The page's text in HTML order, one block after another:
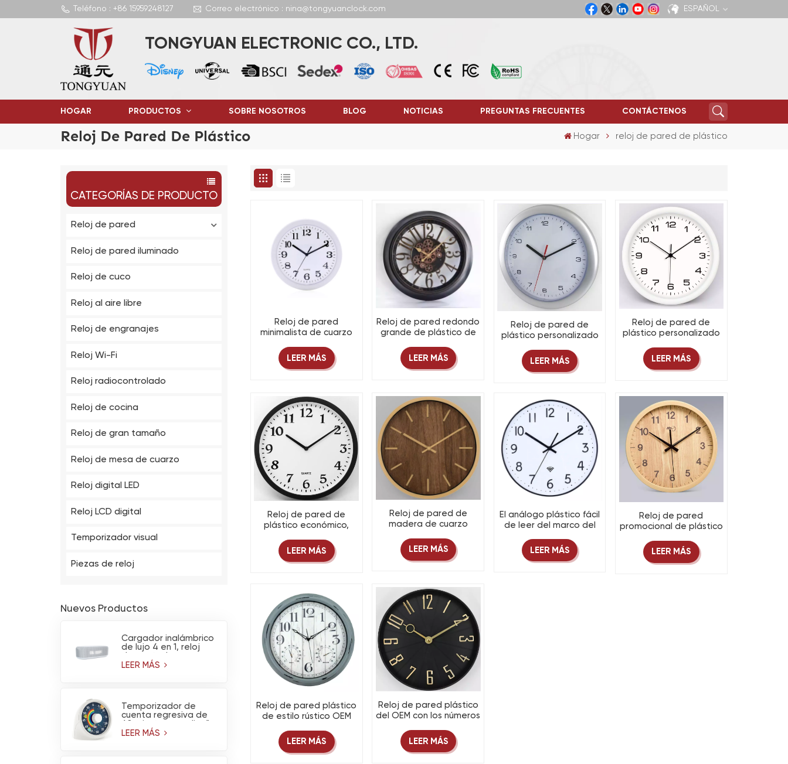
Teléfono : +86 15959248127 Correo electrónico : nina@tongyuanclock.com ESPAÑOL
TONGYUAN ELECTRONIC CO., LTD.
HOGAR PRODUCTOS SOBRE NOSOTROS BLOG NOTICIAS PREGUNTAS FRECUENTES CONTÁCTENOS
Reloj De Pared De Plástico Hogar reloj de pared de plástico
CATEGORÍAS DE PRODUCTO
Reloj de pared
Reloj de pared iluminado
Reloj de cuco
Reloj al aire libre
Reloj de engranajes
Reloj Wi-Fi
Reloj radiocontrolado
Reloj de cocina
Reloj de gran tamaño
Reloj de mesa de cuarzo
Reloj digital LED
Reloj LCD digital
Temporizador visual
Piezas de reloj
Nuevos Productos
Cargador inalámbrico
de lujo 4 en 1, reloj
multifuncional,
LEER MÁS
Temporizador de
cuenta regresiva de
de arcoíris y
LEER MÁS
Reloj de pared
minimalista de cuarzo
de plástico a pilas para
la decoración del hogar.
LEER MÁS
Reloj de pared redondo
grande de plástico de
engranajes móviles.
LEER MÁS
Reloj de pared de
plástico personalizado
precio económico
LEER MÁS
Reloj de pared de
plástico personalizado
precio
LEER MÁS
Reloj de pared de
plástico económico,
funciona con pilas, de 12
LEER MÁS
Reloj de pared de
madera de cuarzo
números de esfera 3D e
impresión por
LEER MÁS
El análogo plástico fácil
de leer del marco del
automáticamente la
pared del reloj del Wi-Fi
LEER MÁS
Reloj de pared
promocional de plástico
personalizable, con
impresión por
LEER MÁS
Reloj de pared plástico
de estilo rústico OEM
higrómetro integrados
LEER MÁS
Reloj de pared plástico
del OEM con los números
3D para la decoración
del hogar y de la oficina
LEER MÁS